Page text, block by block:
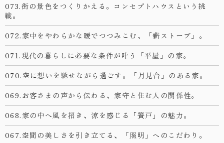
073.街の景色をつくりかえる。コンセプトハウスという挑
戦。
072.家中をやわらかな暖でつつみこむ、「薪ストーブ」。
071.現代の暮らしに必要な条件が叶う「平屋」の家。
070.空に想いを馳せながら過ごす。「月見台」のある家。
069.お客さまの声から伝わる、家守と住む人の関係性。
068.家の中へ風を招き、涼を感じる「簀戸」の魅力。
067.空間の美しさを引き立てる、「照明」へのこだわり。